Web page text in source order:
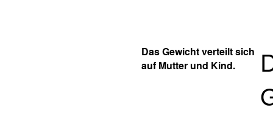
Das Gewicht verteilt sich
auf Mutter und Kind.